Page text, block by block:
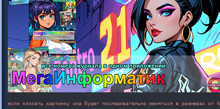
если кликать картинку она будет последовательно меняться в размерах от